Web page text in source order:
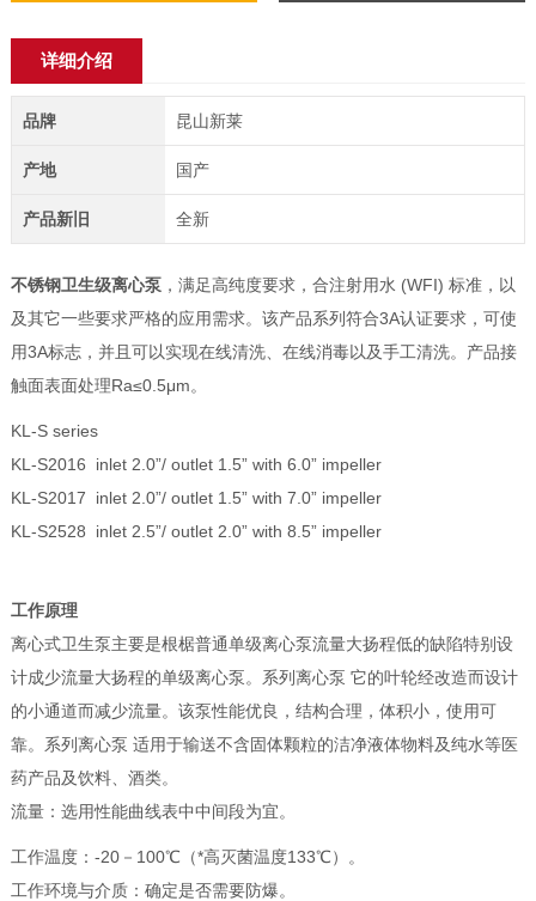
详细介绍
品牌 昆山新莱
产地 国产
产品新旧 全新
不锈钢卫生级离心泵，满足高纯度要求，合注射用水 (WFI) 标准，以
及其它一些要求严格的应用需求。该产品系列符合3A认证要求，可使
用3A标志，并且可以实现在线清洗、在线消毒以及手工清洗。产品接
触面表面处理Ra≤0.5μm。
KL-S series
KL-S2016 inlet 2.0”/ outlet 1.5” with 6.0” impeller
KL-S2017 inlet 2.0”/ outlet 1.5” with 7.0” impeller
KL-S2528 inlet 2.5”/ outlet 2.0” with 8.5” impeller
工作原理
离心式卫生泵主要是根椐普通单级离心泵流量大扬程低的缺陷特别设
计成少流量大扬程的单级离心泵。系列离心泵 它的叶轮经改造而设计
的小通道而减少流量。该泵性能优良，结构合理，体积小，使用可
靠。系列离心泵 适用于输送不含固体颗粒的洁净液体物料及纯水等医
药产品及饮料、酒类。
流量：选用性能曲线表中中间段为宜。
工作温度：-20－100℃（*高灭菌温度133℃）。
工作环境与介质：确定是否需要防爆。